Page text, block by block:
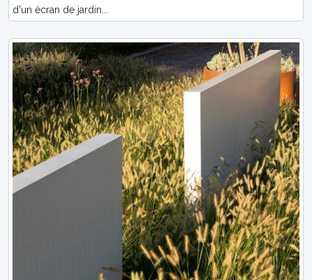
d'un écran de jardin...